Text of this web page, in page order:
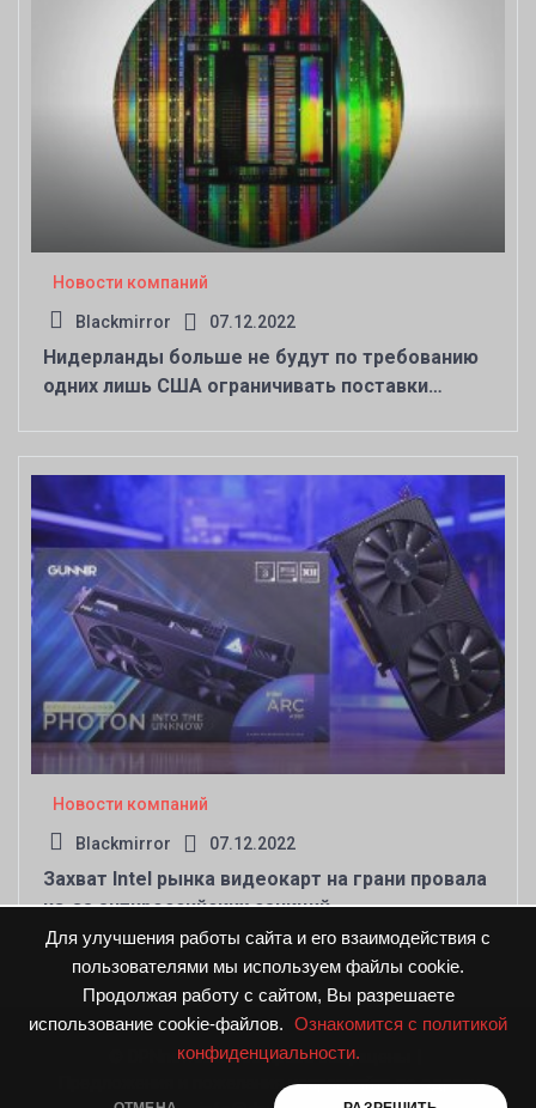
Для улучшения работы сайта и его взаимодействия с
пользователями мы используем файлы cookie.
Продолжая работу с сайтом, Вы разрешаете
использование cookie-файлов.
Ознакомится с политикой
конфиденциальности.
Новости компаний
Blackmirror 07.12.2022
Нидерланды больше не будут по требованию
одних лишь США ограничивать поставки
Новости компаний
Blackmirror 07.12.2022
Захват Intel рынка видеокарт на грани провала
из-за антироссийских санкций
© DPNnews.ru. Все права защищены
Предложения и пожелания направляйте по адресу